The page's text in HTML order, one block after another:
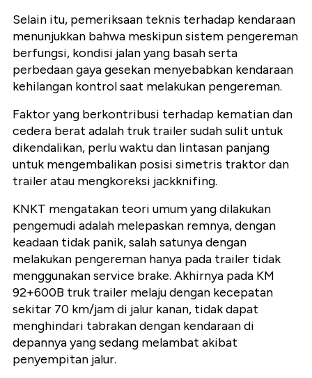
Selain itu, pemeriksaan teknis terhadap kendaraan
menunjukkan bahwa meskipun sistem pengereman
berfungsi, kondisi jalan yang basah serta
perbedaan gaya gesekan menyebabkan kendaraan
kehilangan kontrol saat melakukan pengereman.
Faktor yang berkontribusi terhadap kematian dan
cedera berat adalah truk trailer sudah sulit untuk
dikendalikan, perlu waktu dan lintasan panjang
untuk mengembalikan posisi simetris traktor dan
trailer atau mengkoreksi jackknifing.
KNKT mengatakan teori umum yang dilakukan
pengemudi adalah melepaskan remnya, dengan
keadaan tidak panik, salah satunya dengan
melakukan pengereman hanya pada trailer tidak
menggunakan service brake. Akhirnya pada KM
92+600B truk trailer melaju dengan kecepatan
sekitar 70 km/jam di jalur kanan, tidak dapat
menghindari tabrakan dengan kendaraan di
depannya yang sedang melambat akibat
penyempitan jalur.